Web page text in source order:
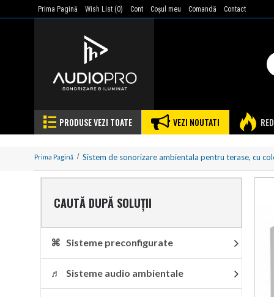
Prima Pagină Wish List (0) Cont Coşul meu Comandă Contact
PRODUSE VEZI TOATE VEZI NOUTATI
Prima Pagină Sistem de sonorizare ambientala pentru terase, cu
CAUTĂ DUPĂ SOLUȚII
⌘ Sisteme preconfigurate
♬ Sisteme audio ambientale